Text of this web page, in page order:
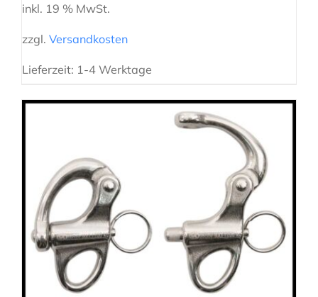
inkl. 19 % MwSt.
zzgl. Versandkosten
Lieferzeit: 1-4 Werktage
AUSFÜHRUNG WÄHLEN DETAILS